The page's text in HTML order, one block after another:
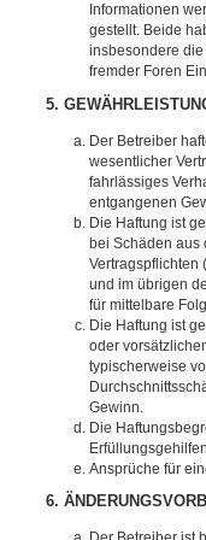
Informationen
gestellt. Beide
insbesondere
fremder Foren
5.
Der Betreiber
wesentlicher
fahrlässiges
entgangenen
Die Haftung ist
bei Schäden aus
Vertragspflichten
und im übrigen
für mittelbare
Die Haftung ist
oder
typischerweise
Gewinn.
Die
Ansprüche für
6.